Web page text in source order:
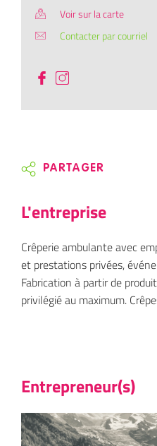
PARTAGER
L'entreprise
Crêperie ambulante avec
et prestations privées,
Fabrication à partir de
privilégié au maximum.
Entrepreneur(s)
Voir sur la carte
Contacter par courriel